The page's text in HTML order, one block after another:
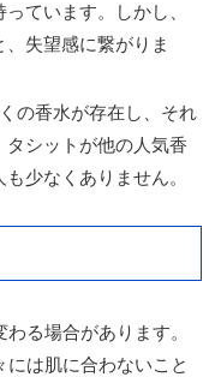
ています。しかし、
失望感に繋がりま
の香水が存在し、それ
シットが他の人気香
少なくありません。
る場合があります。
は肌に合わないこと